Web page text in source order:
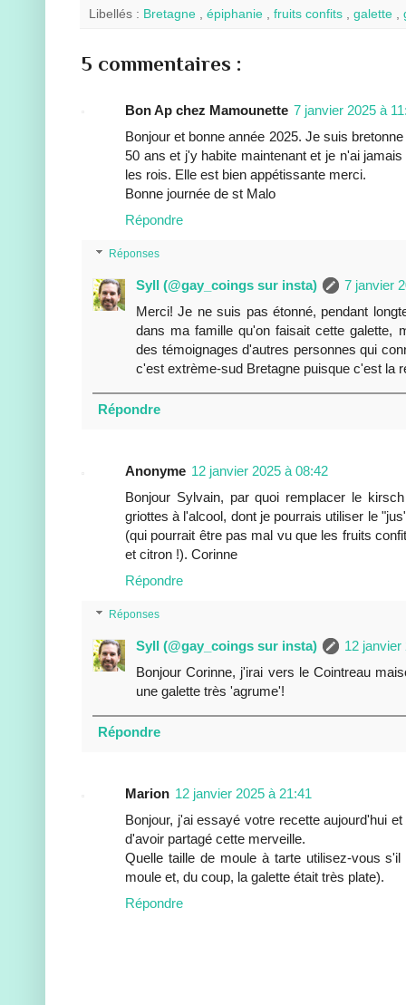
Libellés : Bretagne , épiphanie , fruits confits , galette ,
5 commentaires :
Bon Ap chez Mamounette 7 janvier 2025 à
Bonjour et bonne année 2025. Je suis
50 ans et j'y habite maintenant et je n'ai
les rois. Elle est bien appétissante merci.
Bonne journée de st Malo
Répondre
Réponses
Syll (@gay_coings sur insta)
7 janvier
Merci! Je ne suis pas étonné, pendant
dans ma famille qu'on faisait cette galette,
des témoignages d'autres personnes qui
c'est extrème-sud Bretagne puisque c'est la
Répondre
Anonyme 12 janvier 2025 à 08:42
Bonjour Sylvain, par quoi remplacer le
griottes à l'alcool, dont je pourrais utiliser le
(qui pourrait être pas mal vu que les fruits
et citron !). Corinne
Répondre
Réponses
Syll (@gay_coings sur insta)
12 janvier
Bonjour Corinne, j'irai vers le Cointreau
une galette très 'agrume'!
Répondre
Marion 12 janvier 2025 à 21:41
Bonjour, j'ai essayé votre recette aujourd'hui
d'avoir partagé cette merveille.
Quelle taille de moule à tarte utilisez-vous
moule et, du coup, la galette était très plate).
Répondre